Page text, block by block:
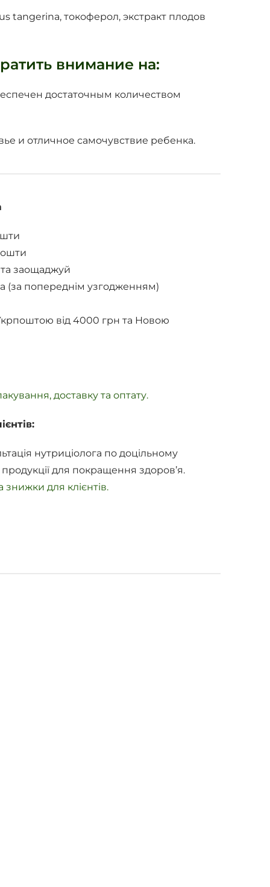
tangerina, токоферол, экстракт плодов
внимание на:
достаточным количеством
и отличное самочувствие ребенка.
заощаджуй
(за попереднім узгодженням)
від 4000 грн та Новою
доставку та оптату.
нутриціолога по доцільному
для покращення здоров’я.
для клієнтів.